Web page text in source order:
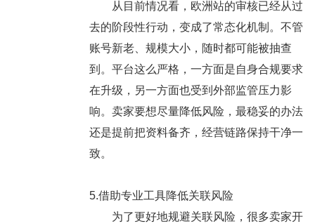
从目前情况看，欧洲站的审核已经从过
去的阶段性行动，变成了常态化机制。不管
账号新老、规模大小，随时都可能被抽查
到。平台这么严格，一方面是自身合规要求
在升级，另一方面也受到外部监管压力影
响。卖家要想尽量降低风险，最稳妥的办法
还是提前把资料备齐，经营链路保持干净一
致。
5.借助专业工具降低关联风险
为了更好地规避关联风险，很多卖家开